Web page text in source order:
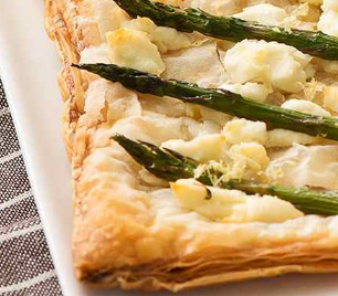
Desserts
Boissons
Biscuits